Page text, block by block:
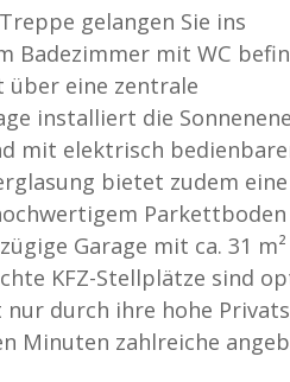
gelangen Sie ins
Badezimmer mit WC
über eine zentrale
installiert die
mit elektrisch
bietet zudem eine
Parkettboden
Garage mit ca. 31 m²
KFZ-Stellplätze sind
nur durch ihre hohe
Minuten zahlreiche